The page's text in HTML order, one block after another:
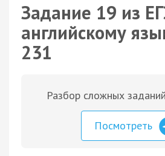
Задание 19 из
английскому
231
Разбор сложных
Посмотреть